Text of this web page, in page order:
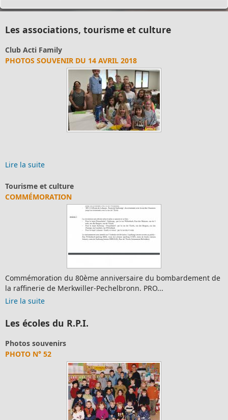
Les associations, tourisme et culture
Club Acti Family
PHOTOS SOUVENIR DU 14 AVRIL 2018
Lire la suite
Tourisme et culture
COMMÉMORATION
Commémoration du 80ème anniversaire du bombardement de
la raffinerie de Merkwiller-Pechelbronn. PRO...
Lire la suite
Les écoles du R.P.I.
Photos souvenirs
PHOTO N° 52